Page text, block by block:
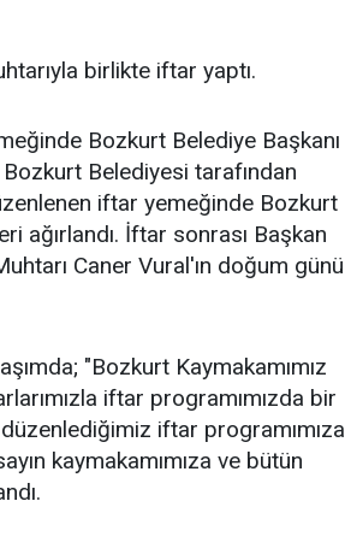
birlikte iftar yaptı.
Bozkurt Belediye Başkanı
Belediyesi tarafından
iftar yemeğinde Bozkurt
ağırlandı. İftar sonrası Başkan
Caner Vural'ın doğum günü
"Bozkurt Kaymakamımız
iftar programımızda bir
iftar programımıza
kaymakamımıza ve bütün